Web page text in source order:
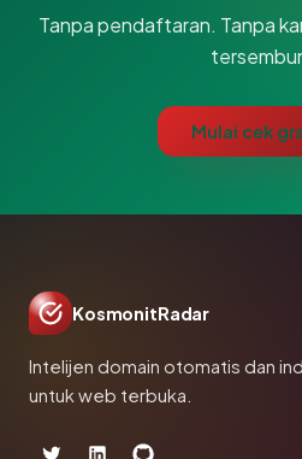
Tanpa pendaftaran. Tanpa
Mulai cek
KosmonitRadar
Intelijen domain otomatis dan
untuk web terbuka.